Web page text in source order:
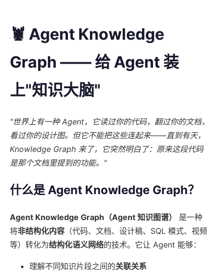
🦞 Agent Knowledge
Graph —— 给 Agent 装
上"知识大脑"
"世界上有一种 Agent，它读过你的代码，翻过你的文档，
看过你的设计图。但它不能把这些连起来——直到有天，
Knowledge Graph 来了，它突然明白了：原来这段代码
是那个文档里提到的功能。"
什么是 Agent Knowledge Graph？
Agent Knowledge Graph（Agent 知识图谱）
是一种
将非结构化内容 （代码、文档、设计稿、SQL 模式、视频
等）转化为结构化语义网络的技术。它让 Agent 能够：
理解不同知识片段之间的关联关系